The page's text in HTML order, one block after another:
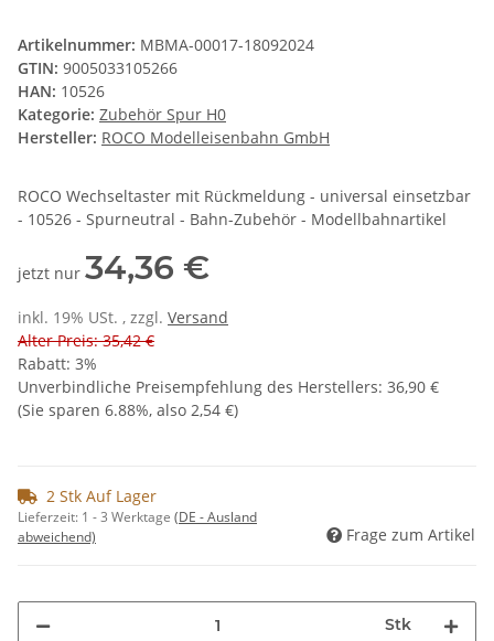
Artikelnummer: MBMA-00017-18092024
GTIN: 9005033105266
HAN: 10526
Kategorie: Zubehör Spur H0
Hersteller: ROCO Modelleisenbahn GmbH
ROCO Wechseltaster mit Rückmeldung - universal einsetzbar
- 10526 - Spurneutral - Bahn-Zubehör - Modellbahnartikel
jetzt nur 34,36 €
inkl. 19% USt. , zzgl. Versand
Alter Preis: 35,42 €
Rabatt: 3%
Unverbindliche Preisempfehlung des Herstellers: 36,90 €
(Sie sparen 6.88%, also 2,54 €)
2 Stk Auf Lager
Lieferzeit: 1 - 3 Werktage (DE - Ausland
abweichend)
Frage zum Artikel
Stk